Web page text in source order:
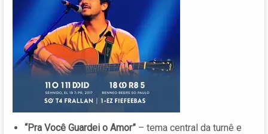
“Pra Você Guardei o Amor” – tema central da turnê e